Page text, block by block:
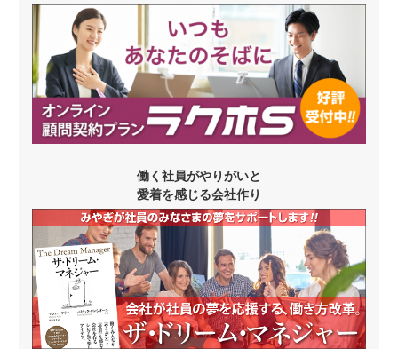
働く社員がやりがいと
愛着を感じる会社作り